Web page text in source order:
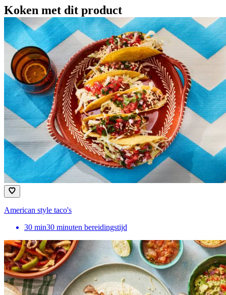
Koken met dit product
American style taco's
30 min30 minuten bereidingstijd